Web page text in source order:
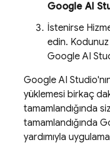
Google AI
İstenirse
edin.
Google AI
Google AI Studio
yüklemesi birkaç
tamamlandığında
tamamlandığında
yardımıyla